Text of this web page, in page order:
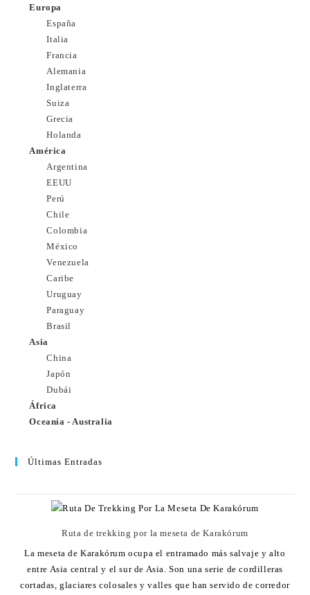
Europa
España
Italia
Francia
Alemania
Inglaterra
Suiza
Grecia
Holanda
América
Argentina
EEUU
Perú
Chile
Colombia
México
Venezuela
Caribe
Uruguay
Paraguay
Brasil
Asia
China
Japón
Dubái
África
Oceanía - Australia
Últimas Entradas
Ruta de trekking por la meseta de Karakórum
La meseta de Karakórum ocupa el entramado más salvaje y alto
entre Asia central y el sur de Asia. Son una serie de cordilleras
cortadas, glaciares colosales y valles que han servido de corredor